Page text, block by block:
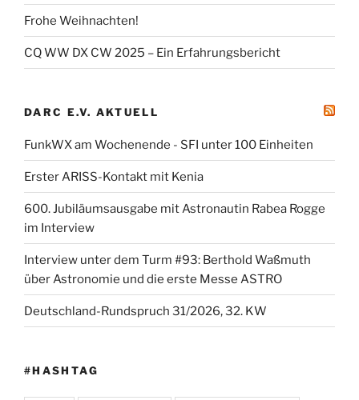
Frohe Weihnachten!
CQ WW DX CW 2025 – Ein Erfahrungsbericht
DARC E.V. AKTUELL
FunkWX am Wochenende - SFI unter 100 Einheiten
Erster ARISS-Kontakt mit Kenia
600. Jubiläumsausgabe mit Astronautin Rabea Rogge
im Interview
Interview unter dem Turm #93: Berthold Waßmuth
über Astronomie und die erste Messe ASTRO
Deutschland-Rundspruch 31/2026, 32. KW
#HASHTAG